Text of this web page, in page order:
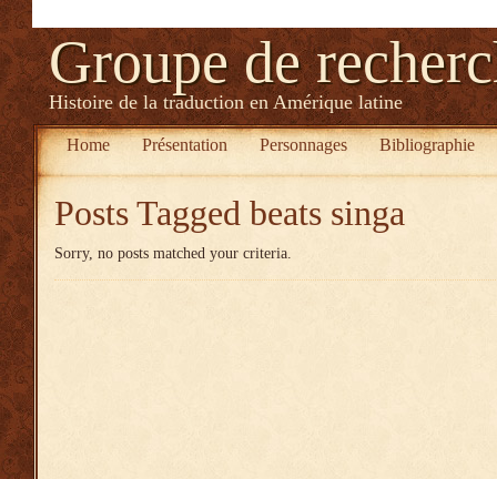
Groupe de
Histoire de la traduction en Amérique latine
Home Présentation Personnages Bibliographie
Posts Tagged beats singa
Sorry, no posts matched your criteria.